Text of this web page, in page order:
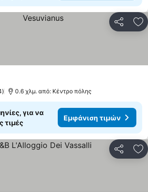
0.6 χλμ. από: Κέντρο πόλης
για να
τιμές
Εμφάνιση τιμών